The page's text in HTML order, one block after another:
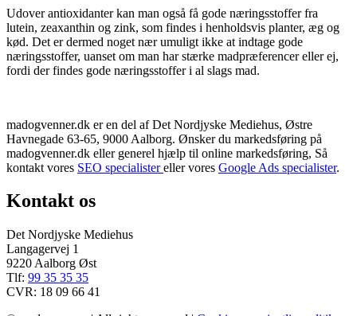
Udover antioxidanter kan man også få gode næringsstoffer fra
lutein, zeaxanthin og zink, som findes i henholdsvis planter, æg og
kød. Det er dermed noget nær umuligt ikke at indtage gode
næringsstoffer, uanset om man har stærke madpræferencer eller ej,
fordi der findes gode næringsstoffer i al slags mad.
madogvenner.dk er en del af Det Nordjyske Mediehus, Østre
Havnegade 63-65, 9000 Aalborg. Ønsker du markedsføring på
madogvenner.dk eller generel hjælp til online markedsføring, Så
kontakt vores SEO specialistereller vores Google Ads specialister.
Kontakt os
Det Nordjyske Mediehus
Langagervej 1
9220 Aalborg Øst
Tlf: 99 35 35 35
CVR: 18 09 66 41